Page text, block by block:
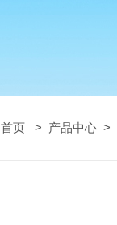
首页 > 产品中心 >